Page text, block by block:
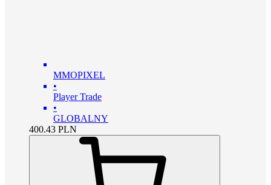
MMOPIXEL
•
Player Trade
•
GLOBALNY
400.43 PLN